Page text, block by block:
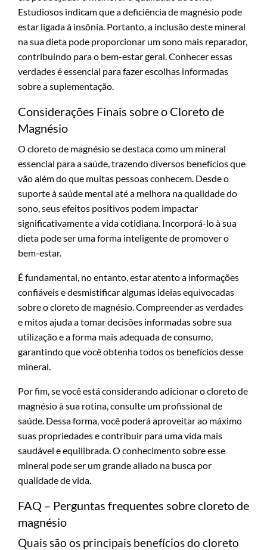
Estudiosos indicam que a deficiência de magnésio pode
estar ligada à insônia. Portanto, a inclusão deste mineral
na sua dieta pode proporcionar um sono mais reparador,
contribuindo para o bem-estar geral. Conhecer essas
verdades é essencial para fazer escolhas informadas
sobre a suplementação.
Considerações Finais sobre o Cloreto de
Magnésio
O cloreto de magnésio se destaca como um mineral
essencial para a saúde, trazendo diversos benefícios que
vão além do que muitas pessoas conhecem. Desde o
suporte à saúde mental até a melhora na qualidade do
sono, seus efeitos positivos podem impactar
significativamente a vida cotidiana. Incorporá-lo à sua
dieta pode ser uma forma inteligente de promover o
bem-estar.
É fundamental, no entanto, estar atento a informações
confiáveis e desmistificar algumas ideias equivocadas
sobre o cloreto de magnésio. Compreender as verdades
e mitos ajuda a tomar decisões informadas sobre sua
utilização e a forma mais adequada de consumo,
garantindo que você obtenha todos os benefícios desse
mineral.
Por fim, se você está considerando adicionar o cloreto de
magnésio à sua rotina, consulte um profissional de
saúde. Dessa forma, você poderá aproveitar ao máximo
suas propriedades e contribuir para uma vida mais
saudável e equilibrada. O conhecimento sobre esse
mineral pode ser um grande aliado na busca por
qualidade de vida.
FAQ – Perguntas frequentes sobre cloreto de
magnésio
Quais são os principais benefícios do cloreto